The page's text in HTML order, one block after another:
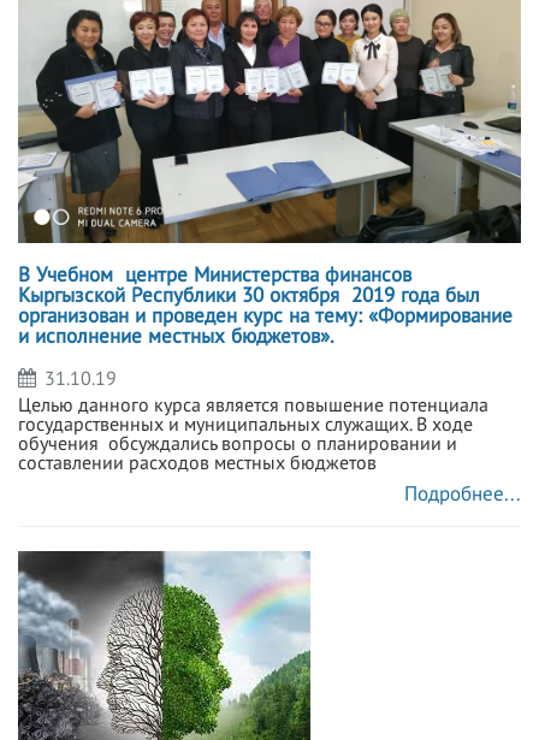
В Учебном центре Министерства финансов
Кыргызской Республики 30 октября 2019 года был
организован и проведен курс на тему: «Формирование
и исполнение местных бюджетов».
31.10.19
Целью данного курса является повышение потенциала
государственных и муниципальных служащих. В ходе
обучения обсуждались вопросы о планировании и
составлении расходов местных бюджетов
Подробнее...